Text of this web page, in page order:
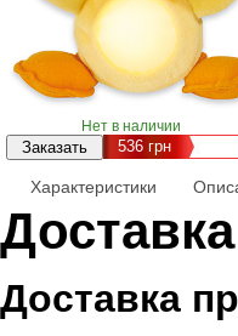
Нет в наличии
536грн
Характеристики
Доставка